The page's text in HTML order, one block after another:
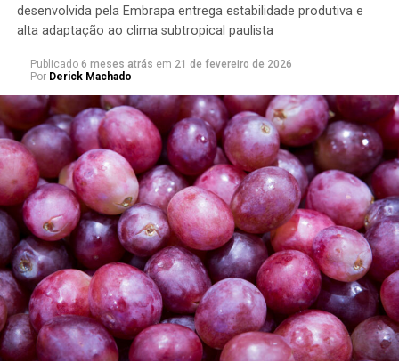
desenvolvida pela Embrapa entrega estabilidade produtiva e
alta adaptação ao clima subtropical paulista
Publicado 6 meses atrás em 21 de fevereiro de 2026
Por Derick Machado